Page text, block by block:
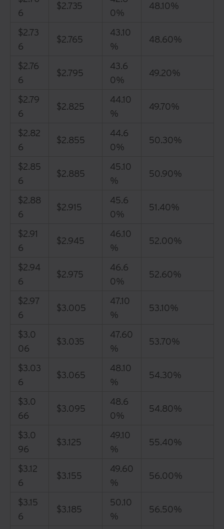
6
$2.735
0%
48.10%
$2.73
6
$2.765
43.10
%
48.60%
$2.76
6
$2.795
43.6
0%
49.20%
$2.79
6
$2.825
44.10
%
49.70%
$2.82
6
$2.855
44.6
0%
50.30%
$2.85
6
$2.885
45.10
%
50.90%
$2.88
6
$2.915
45.6
0%
51.40%
$2.91
6
$2.945
46.10
%
52.00%
$2.94
6
$2.975
46.6
0%
52.60%
$2.97
6
$3.005
47.10
%
53.10%
$3.0
06
$3.035
47.60
%
53.70%
$3.03
6
$3.065
48.10
%
54.30%
$3.0
66
$3.095
48.6
0%
54.80%
$3.0
96
$3.125
49.10
%
55.40%
$3.12
6
$3.155
49.60
%
56.00%
$3.15
6
$3.185
50.10
%
56.50%